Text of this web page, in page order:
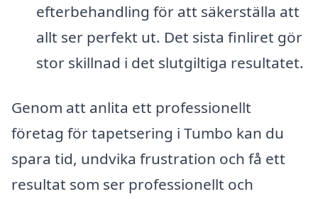
efterbehandling för att säkerställa att
allt ser perfekt ut. Det sista finliret gör
stor skillnad i det slutgiltiga resultatet.
Genom att anlita ett professionellt
företag för tapetsering i Tumbo kan du
spara tid, undvika frustration och få ett
resultat som ser professionellt och